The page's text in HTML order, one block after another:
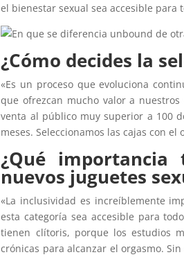
el bienestar sexual sea accesible para
¿Cómo decides la
«Es un proceso que evoluciona
que ofrezcan mucho valor a
venta al público muy superior a 100
meses. Seleccionamos las cajas con
¿Qué
nuevos juguetes
«La inclusividad es increíblemente
esta categoría sea accesible para
tienen clítoris, porque los estudios
crónicas para alcanzar el orgasmo.